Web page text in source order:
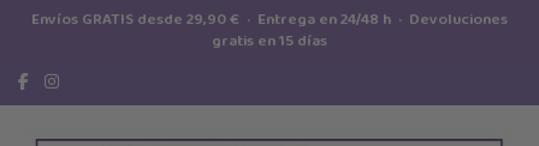
Envíos GRATIS desde 29,90 € · Entrega en 24/48 h · Devoluciones
gratis en 15 días